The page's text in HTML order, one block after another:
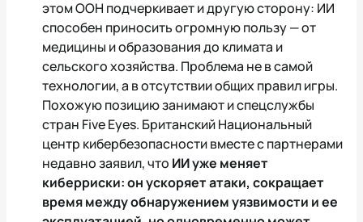
этом ООН подчеркивает и другую сторону: ИИ
способен приносить огромную пользу — от
медицины и образования до климата и
сельского хозяйства. Проблема не в самой
технологии, а в отсутствии общих правил игры.
Похожую позицию занимают и спецслужбы
стран Five Eyes. Британский Национальный
центр кибербезопасности вместе с партнерами
недавно заявил, что ИИ уже меняет
киберриски: он ускоряет атаки, сокращает
время между обнаружением уязвимости и ее